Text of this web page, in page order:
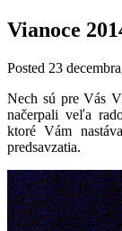
Vianoce
Posted 23
Nech sú pre Vás
načerpali veľa
ktoré Vám
predsavzatia.